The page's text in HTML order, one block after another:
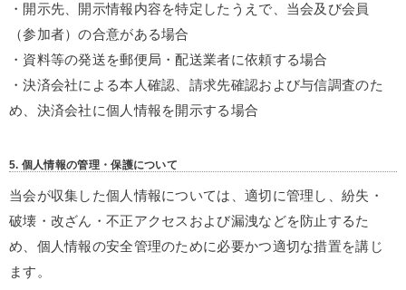
・開示先、開示情報内容を特定したうえで、当会及び会員
（参加者）の合意がある場合
・資料等の発送を郵便局・配送業者に依頼する場合
・決済会社による本人確認、請求先確認および与信調査のた
め、決済会社に個人情報を開示する場合
5. 個人情報の管理・保護について
当会が収集した個人情報については、適切に管理し、紛失・
破壊・改ざん・不正アクセスおよび漏洩などを防止するた
め、個人情報の安全管理のために必要かつ適切な措置を講じ
ます。